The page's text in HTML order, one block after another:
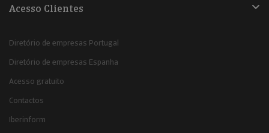
Acesso Clientes
Diretório de empresas Portugal
Diretório de empresas Espanha
Acesso gratuito
Contactos
Iberinform